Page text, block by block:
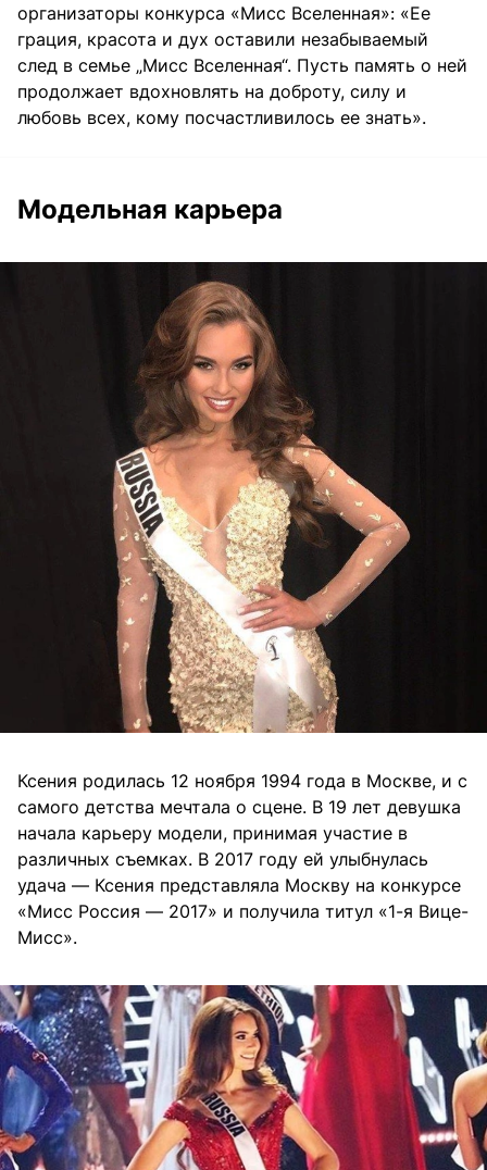
организаторы конкурса «Мисс Вселенная»: «Ее
грация, красота и дух оставили незабываемый
след в семье „Мисс Вселенная“. Пусть память о ней
продолжает вдохновлять на доброту, силу и
любовь всех, кому посчастливилось ее знать».
Модельная карьера
Ксения родилась 12 ноября 1994 года в Москве, и с
самого детства мечтала о сцене. В 19 лет девушка
начала карьеру модели, принимая участие в
различных съемках. В 2017 году ей улыбнулась
удача — Ксения представляла Москву на конкурсе
«Мисс Россия — 2017» и получила титул «1-я Вице-
Мисс».